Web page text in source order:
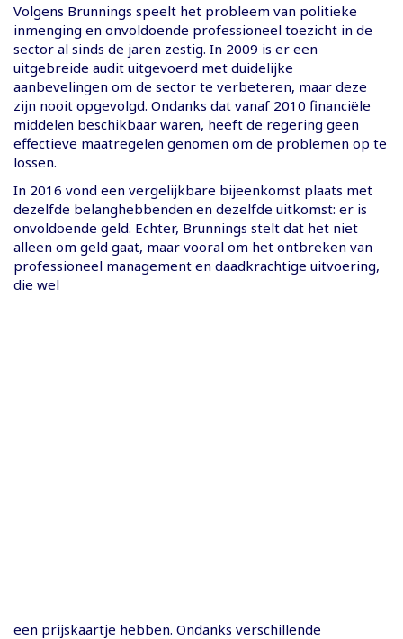
Volgens Brunnings speelt het probleem van politieke
inmenging en onvoldoende professioneel toezicht in de
sector al sinds de jaren zestig. In 2009 is er een
uitgebreide audit uitgevoerd met duidelijke
aanbevelingen om de sector te verbeteren, maar deze
zijn nooit opgevolgd. Ondanks dat vanaf 2010 financiële
middelen beschikbaar waren, heeft de regering geen
effectieve maatregelen genomen om de problemen op te
lossen.
In 2016 vond een vergelijkbare bijeenkomst plaats met
dezelfde belanghebbenden en dezelfde uitkomst: er is
onvoldoende geld. Echter, Brunnings stelt dat het niet
alleen om geld gaat, maar vooral om het ontbreken van
professioneel management en daadkrachtige uitvoering,
die wel
een prijskaartje hebben. Ondanks verschillende